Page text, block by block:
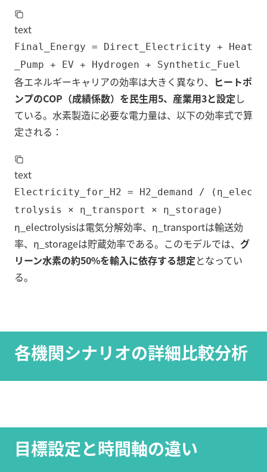
text
Final_Energy = Direct_Electricity + Heat
_Pump + EV + Hydrogen + Synthetic_Fuel
各エネルギーキャリアの効率は大きく異なり、 ヒートポ
ンプのCOP（成績係数）を民生用5、産業用3と設定し
ている。水素製造に必要な電力量は、以下の効率式で算
定される：
text
Electricity_for_H2 = H2_demand / (η_elec
trolysis × η_transport × η_storage)
η_electrolysisは電気分解効率、η_transportは輸送効
率、η_storageは貯蔵効率である。このモデルでは、 グ
リーン水素の約50%を輸入に依存する想定となってい
る。
各機関シナリオの詳細比較分析
目標設定と時間軸の違い